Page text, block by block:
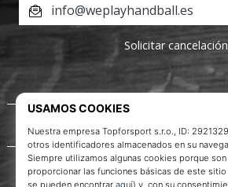
Acerca de nosotros
Servicio al cliente
info@weplayhandball.es
Solicitar cancelación